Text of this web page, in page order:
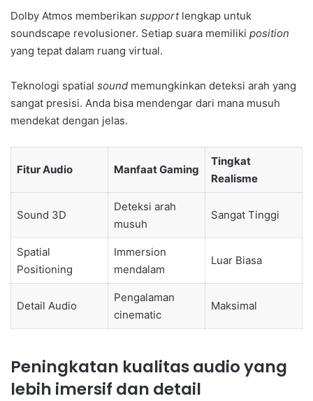
Dolby Atmos memberikan supportlengkap untuk
soundscape revolusioner. Setiap suara memiliki position
yang tepat dalam ruang virtual.
Teknologi spatial sound memungkinkan deteksi arah yang
sangat presisi. Anda bisa mendengar dari mana musuh
mendekat dengan jelas.
Fitur Audio Manfaat Gaming
Tingkat
Realisme
Sound 3D
Deteksi arah
musuh
Sangat Tinggi
Spatial
Positioning
Immersion
mendalam
Luar Biasa
Detail Audio
Pengalaman
cinematic
Maksimal
Peningkatan kualitas audio yang
lebih imersif dan detail